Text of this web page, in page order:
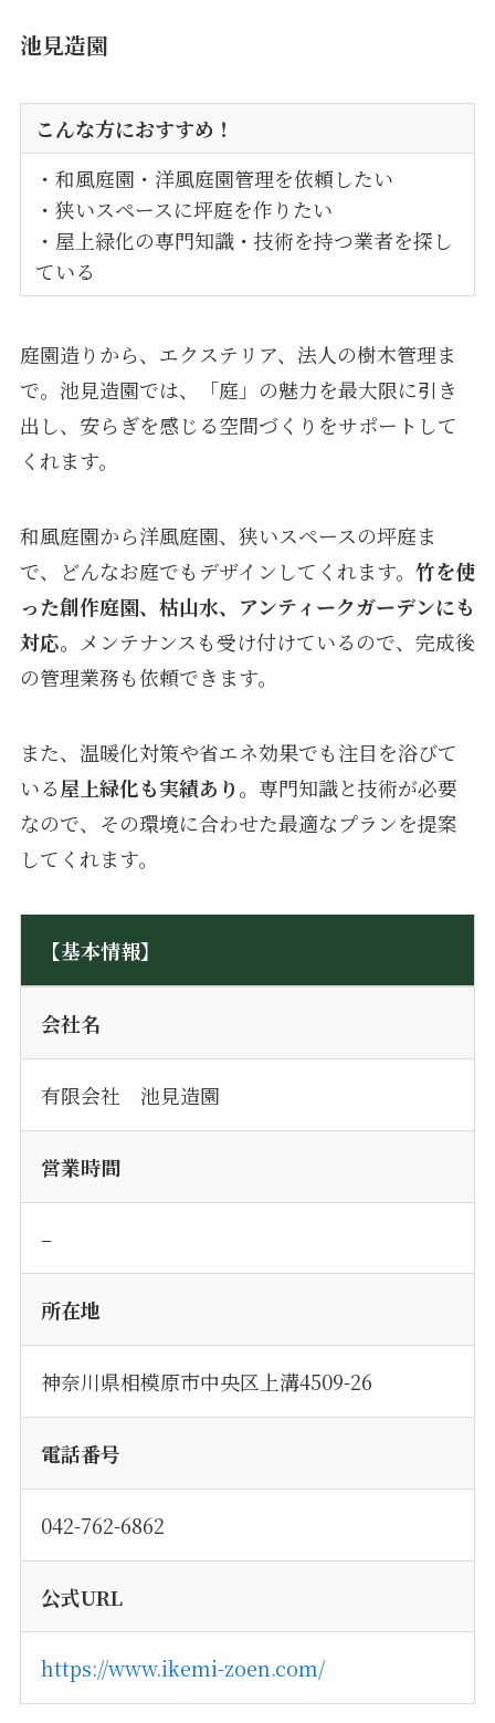
池見造園
こんな方におすすめ！
・和風庭園・洋風庭園管理を依頼したい
・狭いスペースに坪庭を作りたい
・屋上緑化の専門知識・技術を持つ業者を探し
ている
庭園造りから、エクステリア、法人の樹木管理ま
で。池見造園では、「庭」の魅力を最大限に引き
出し、安らぎを感じる空間づくりをサポートして
くれます。
和風庭園から洋風庭園、狭いスペースの坪庭ま
で、どんなお庭でもデザインしてくれます。 竹を使
った創作庭園、枯山水、アンティークガーデンにも
対応。 メンテナンスも受け付けているので、完成後
の管理業務も依頼できます。
また、温暖化対策や省エネ効果でも注目を浴びて
いる屋上緑化も実績あり。 専門知識と技術が必要
なので、その環境に合わせた最適なプランを提案
してくれます。
【基本情報】
会社名
有限会社 池見造園
営業時間
–
所在地
神奈川県相模原市中央区上溝4509-26
電話番号
042-762-6862
公式URL
https://www.ikemi-zoen.com/